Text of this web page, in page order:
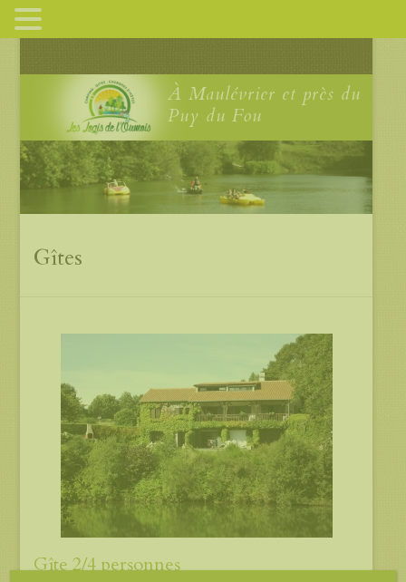
À Maulévrier et près du
Puy du Fou
Gîtes
Gîte 2/4 personnes